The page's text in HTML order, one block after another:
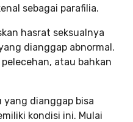
sebagai parafilia.
hasrat seksualnya
dianggap abnormal.
atau bahkan
yang dianggap bisa
kondisi ini. Mulai